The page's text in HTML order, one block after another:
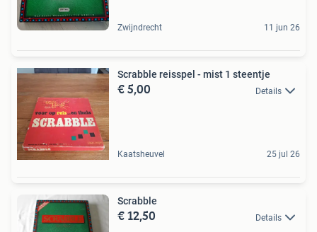
Zwijndrecht 11 jun 26
Scrabble reisspel - mist 1 steentje
€ 5,00 Details
Kaatsheuvel 25 jul 26
Scrabble
€ 12,50 Details